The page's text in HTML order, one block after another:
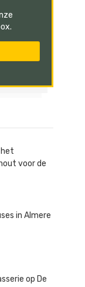
voor de
in Almere
op De